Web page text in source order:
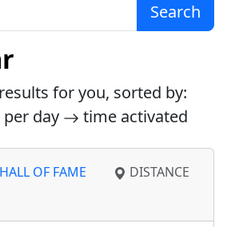
Search
results for you, sorted by:
per day time activated
HALL OF FAME
DISTANCE